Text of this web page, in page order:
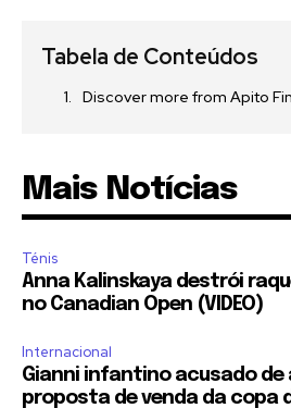
Tabela de Conteúdos
Discover more from Apito
Mais Notícias
Ténis
Anna Kalinskaya destrói
no Canadian Open (VIDEO)
Internacional
Gianni infantino acusado de
proposta de venda da copa